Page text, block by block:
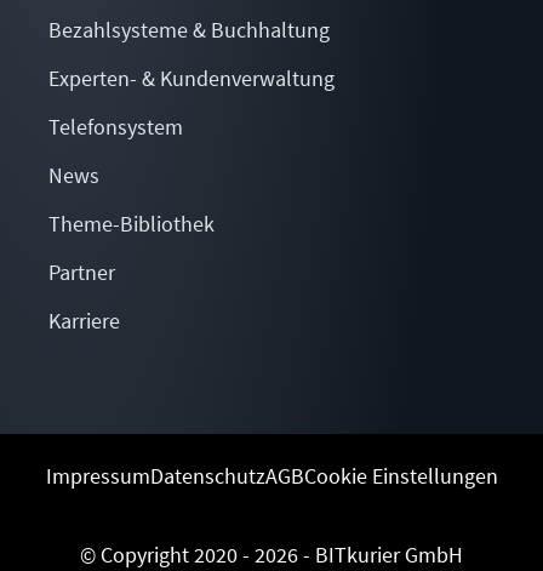
Bezahlsysteme & Buchhaltung
Experten- & Kundenverwaltung
Telefonsystem
News
Theme-Bibliothek
Partner
Karriere
ImpressumDatenschutzAGBCookie Einstellungen
© Copyright 2020 - 2026 - BITkurier GmbH